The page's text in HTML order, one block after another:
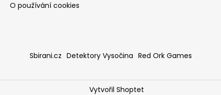
e
t
O používání cookies
Sbirani.cz Detektory Vysočina Red Ork Games
Vytvořil Shoptet